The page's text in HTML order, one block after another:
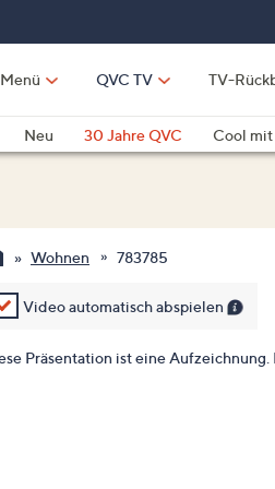
Menü QVC TV TV-
Neu 30 Jahre QVC Cool mit
Wohnen 783785
Video automatisch abspielen
Präsentation ist eine